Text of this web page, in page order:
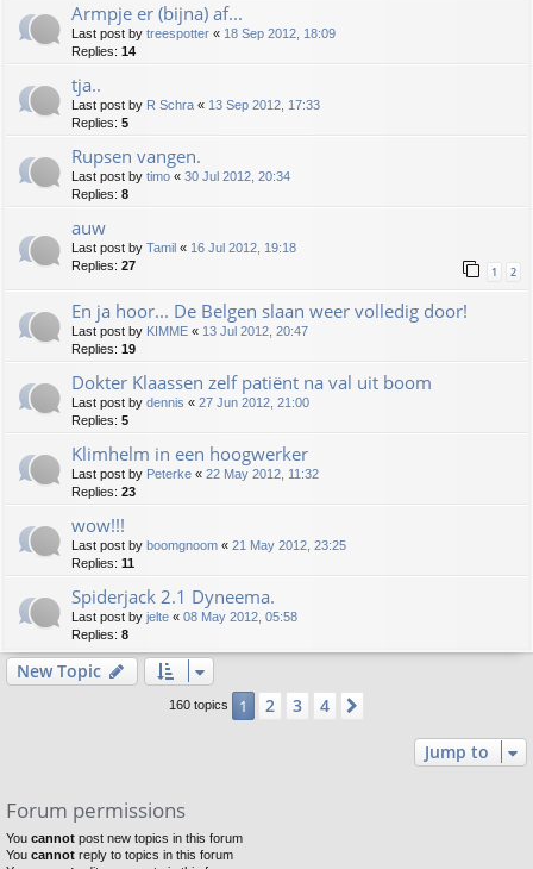
Armpje er (bijna) af...
Last post by treespotter « 18 Sep 2012, 18:09
Replies: 14
tja..
Last post by R Schra « 13 Sep 2012, 17:33
Replies: 5
Rupsen vangen.
Last post by timo « 30 Jul 2012, 20:34
Replies: 8
auw
Last post by Tamil « 16 Jul 2012, 19:18
Replies: 27 1 2
En ja hoor... De Belgen slaan weer volledig door!
Last post by KIMME « 13 Jul 2012, 20:47
Replies: 19
Dokter Klaassen zelf patiënt na val uit boom
Last post by dennis « 27 Jun 2012, 21:00
Replies: 5
Klimhelm in een hoogwerker
Last post by Peterke « 22 May 2012, 11:32
Replies: 23
wow!!!
Last post by boomgnoom « 21 May 2012, 23:25
Replies: 11
Spiderjack 2.1 Dyneema.
Last post by jelte « 08 May 2012, 05:58
Replies: 8
New Topic
160 topics 1 2 3 4
Jump to
Forum permissions
You cannot post new topics in this forum
You cannot reply to topics in this forum